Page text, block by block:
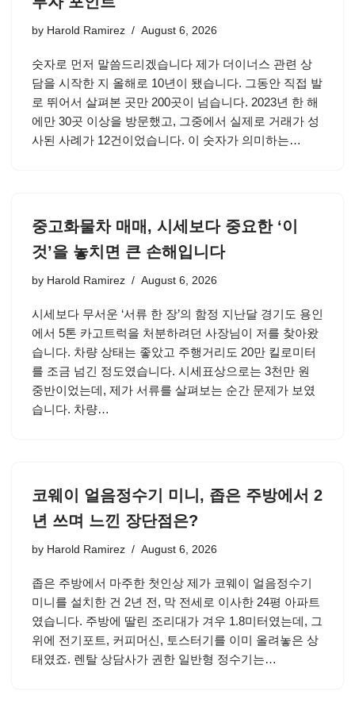
by Harold Ramirez August 6, 2026
숫자로 먼저 말씀드리겠습니다 제가 더이너스 관련 상
담을 시작한 지 올해로 10년이 됐습니다. 그동안 직접 발
로 뛰어서 살펴본 곳만 200곳이 넘습니다. 2023년 한 해
에만 30곳 이상을 방문했고, 그중에서 실제로 거래가 성
사된 사례가 12건이었습니다. 이 숫자가 의미하는…
중고화물차 매매, 시세보다 중요한 ‘이
것’을 놓치면 큰 손해입니다
by Harold Ramirez August 6, 2026
시세보다 무서운 ‘서류 한 장’의 함정 지난달 경기도 용인
에서 5톤 카고트럭을 처분하려던 사장님이 저를 찾아왔
습니다. 차량 상태는 좋았고 주행거리도 20만 킬로미터
를 조금 넘긴 정도였습니다. 시세표상으로는 3천만 원
중반이었는데, 제가 서류를 살펴보는 순간 문제가 보였
습니다. 차량…
코웨이 얼음정수기 미니, 좁은 주방에서 2
년 쓰며 느낀 장단점은?
by Harold Ramirez August 6, 2026
좁은 주방에서 마주한 첫인상 제가 코웨이 얼음정수기
미니를 설치한 건 2년 전, 막 전세로 이사한 24평 아파트
였습니다. 주방에 딸린 조리대가 겨우 1.8미터였는데, 그
위에 전기포트, 커피머신, 토스터기를 이미 올려놓은 상
태였죠. 렌탈 상담사가 권한 일반형 정수기는…